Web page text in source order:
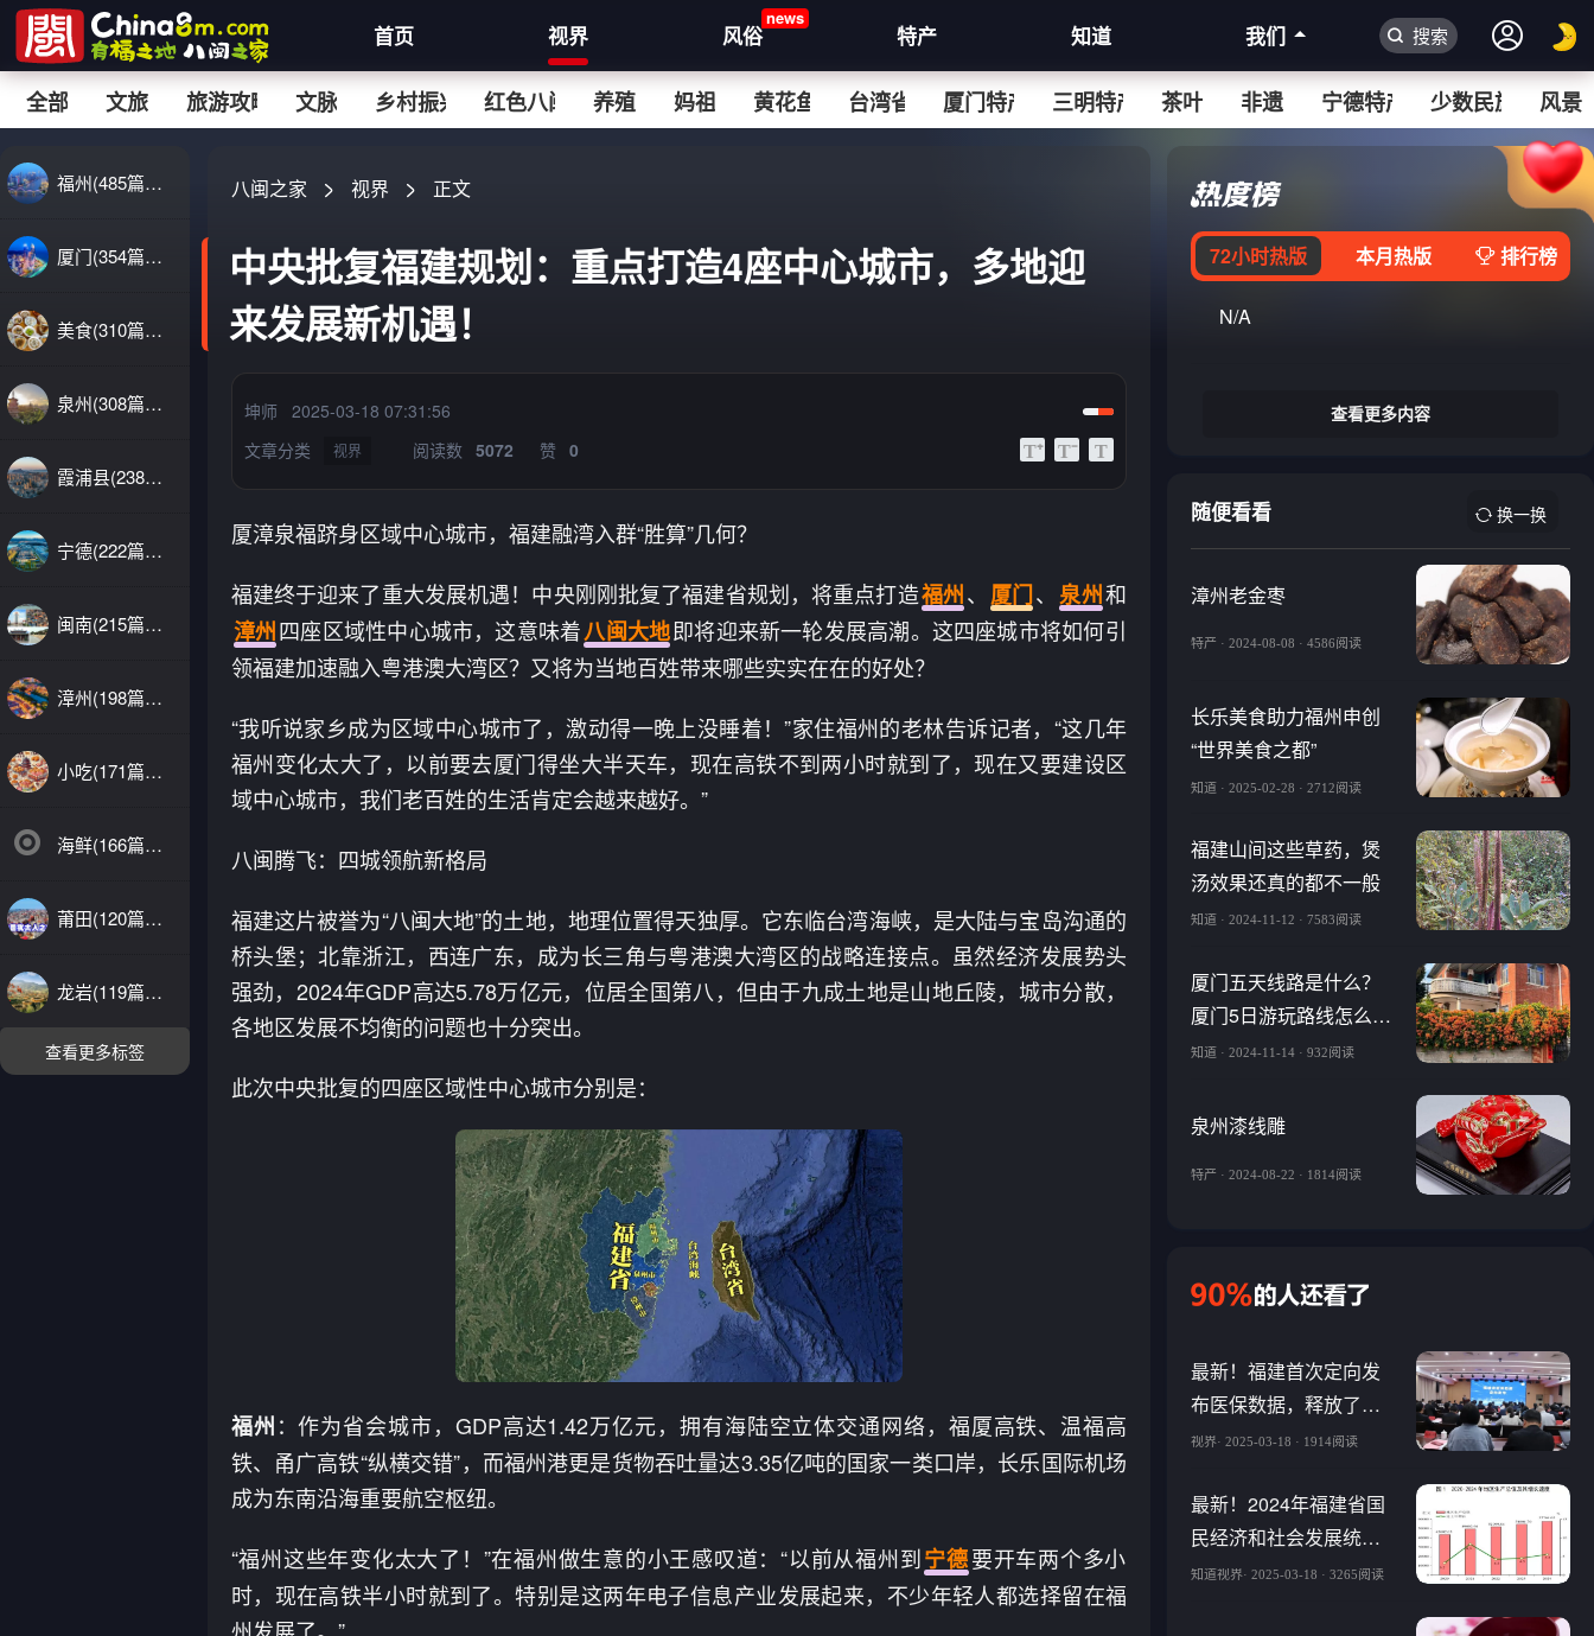
首页 视界 风俗
news
特产 知道 我们 搜索
全部 文旅 旅游攻略 文脉 乡村振兴 红色八闽 养殖 妈祖 黄花鱼 台湾省 厦门特产 三明特产 茶叶 非遗 宁德特产 少数民族 风景
福州(485篇文
厦门(354篇文
美食(310篇文
泉州(308篇文
霞浦县(238篇
宁德(222篇文
闽南(215篇文
漳州(198篇文
小吃(171篇文
海鲜(166篇文
莆田(120篇文
龙岩(119篇文
查看更多标签
八闽之家 视界 正文
中央批复福建规划：重点打造4座中心城市，多地迎
来发展新机遇！
坤师
2025-03-18 07:31:56
文章分类
视界 阅读数 5072 赞 0
厦漳泉福跻身区域中心城市，福建融湾入群“胜算”几何？
福建终于迎来了重大发展机遇！中央刚刚批复了福建省规划，将重点打造福州、 厦门、 泉州和
漳州四座区域性中心城市，这意味着八闽大地即将迎来新一轮发展高潮。这四座城市将如何引
领福建加速融入粤港澳大湾区？又将为当地百姓带来哪些实实在在的好处？
“我听说家乡成为区域中心城市了，激动得一晚上没睡着！”家住福州的老林告诉记者，“这几年
福州变化太大了，以前要去厦门得坐大半天车，现在高铁不到两小时就到了，现在又要建设区
域中心城市，我们老百姓的生活肯定会越来越好。”
八闽腾飞：四城领航新格局
福建这片被誉为“八闽大地”的土地，地理位置得天独厚。它东临台湾海峡，是大陆与宝岛沟通的
桥头堡；北靠浙江，西连广东，成为长三角与粤港澳大湾区的战略连接点。虽然经济发展势头
强劲，2024年GDP高达5.78万亿元，位居全国第八，但由于九成土地是山地丘陵，城市分散，
各地区发展不均衡的问题也十分突出。
此次中央批复的四座区域性中心城市分别是：
福州：作为省会城市，GDP高达1.42万亿元，拥有海陆空立体交通网络，福厦高铁、温福高
铁、甬广高铁“纵横交错”，而福州港更是货物吞吐量达3.35亿吨的国家一类口岸，长乐国际机场
成为东南沿海重要航空枢纽。
“福州这些年变化太大了！”在福州做生意的小王感叹道：“以前从福州到宁德要开车两个多小
时，现在高铁半小时就到了。特别是这两年电子信息产业发展起来，不少年轻人都选择留在福
72小时热版 本月热版 排行榜
N/A
查看更多内容
随便看看 换一换
漳州老金枣
特产 · 2024-08-08 · 4586阅读
长乐美食助力福州申创
“世界美食之都”
知道 · 2025-02-28 · 2712阅读
福建山间这些草药，煲
汤效果还真的都不一般
知道 · 2024-11-12 · 7583阅读
厦门五天线路是什么？
厦门5日游玩路线怎么
走，5日体验厦门文化
知道 · 2024-11-14 · 932阅读
泉州漆线雕
特产 · 2024-08-22 · 1814阅读
最新！福建首次定向发
布医保数据，释放了这
些重要信号→
视界· 2025-03-18 · 1914阅读
最新！2024年福建省国
民经济和社会发展统计
公报发布
知道视界· 2025-03-18 · 3265阅读